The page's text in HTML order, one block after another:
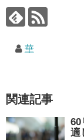
華
関連記事
60
適